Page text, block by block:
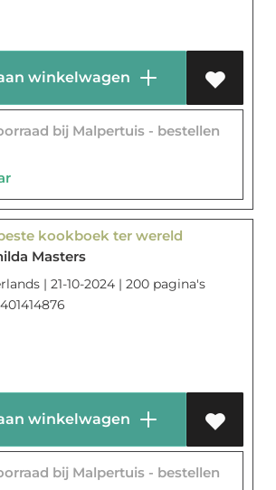
winkelwagen
bij Malpertuis - bestellen
kookboek ter wereld
Masters
| 21-10-2024 | 200 pagina's
winkelwagen
bij Malpertuis - bestellen